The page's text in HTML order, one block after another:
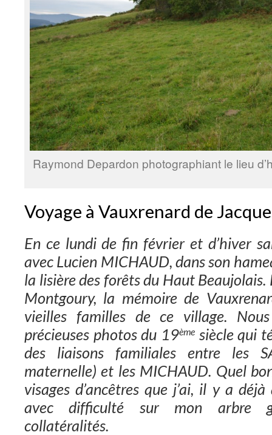
Raymond Depardon photographiant le lieu
Voyage à Vauxrenard de
En ce lundi de fin février et d’hiver
avec Lucien MICHAUD, dans son
la lisière des forêts du Haut
Montgoury, la mémoire de
vieilles familles de ce village.
précieuses photos du 19èmesiècle qui
des liaisons familiales entre les
maternelle) et les MICHAUD. Quel
visages d’ancêtres que j’ai, il y a
avec difficulté sur mon arbre
collatéralités.